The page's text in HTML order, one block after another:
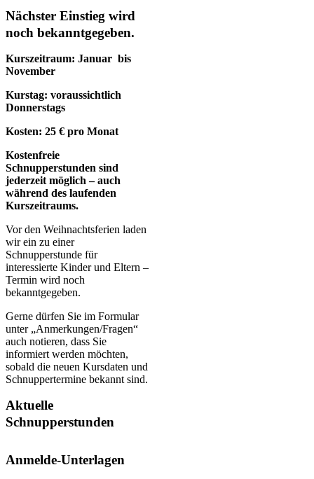
Nächster Einstieg wird
noch bekanntgegeben.
Kurszeitraum: Januar bis
November
Kurstag: voraussichtlich
Donnerstags
Kosten: 25 € pro Monat
Kostenfreie
Schnupperstunden sind
jederzeit möglich – auch
während des laufenden
Kurszeitraums.
Vor den Weihnachtsferien laden
wir ein zu einer
Schnupperstunde für
interessierte Kinder und Eltern –
Termin wird noch
bekanntgegeben.
Gerne dürfen Sie im Formular
unter „Anmerkungen/Fragen“
auch notieren, dass Sie
informiert werden möchten,
sobald die neuen Kursdaten und
Schnuppertermine bekannt sind.
Aktuelle
Schnupperstunden
Anmelde-Unterlagen